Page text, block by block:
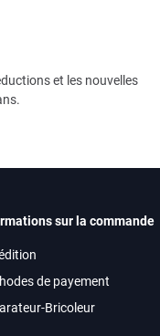
et les nouvelles
sur la commande
de payement
Bricoleur